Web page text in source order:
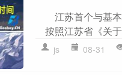
江苏首个与基本
按照江苏省《关
js 08-31